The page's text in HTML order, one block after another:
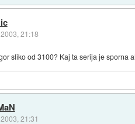
21:18
sliko od 3100? Kaj ta serija je sporna
21:31